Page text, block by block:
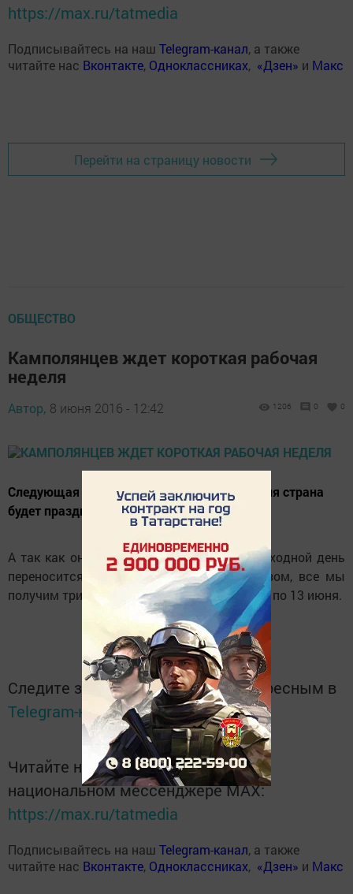
https://max.ru/tatmedia
Подписывайтесь на наш Telegram-канал, а также
читайте нас Вконтакте, Одноклассниках, «Дзен» и Макс
Перейти на страницу новости
ОБЩЕСТВО
Камполянцев ждет короткая рабочая
неделя
Автор, 8 июня 2016 - 12:42 1206 0 0
Следующая неделя будет короткой - 12 июня страна
будет праздновать День России.
А так как он выпал на воскресенье, то выходной день
переносится на понедельник. Таким образом, все мы
получим три дня летних мини-каникул - с 11 по 13 июня.
Следите за самым важным и интересным в
Telegram-каналеТатмедиа
Читайте новости Татарстана в
национальном мессенджере MАХ:
https://max.ru/tatmedia
Подписывайтесь на наш Telegram-канал, а также
читайте нас Вконтакте, Одноклассниках, «Дзен» и Макс